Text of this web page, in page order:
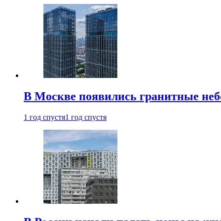
В Москве появились гранитные
1 год спустя1 год спустя